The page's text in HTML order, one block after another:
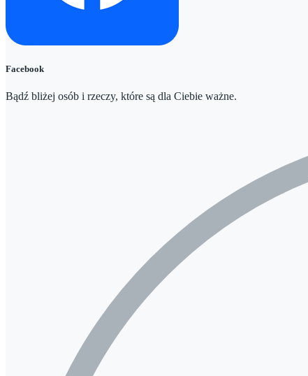
Facebook
Bądź bliżej osób i rzeczy, które są dla Ciebie ważne.